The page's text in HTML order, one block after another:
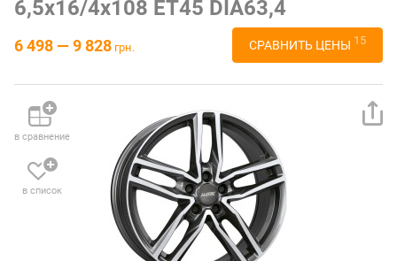
6,5x16/4x108 ET45 DIA63,4
6 498 — 9 828 грн. СРАВНИТЬ ЦЕНЫ 15
в сравнение
в список